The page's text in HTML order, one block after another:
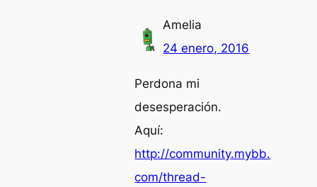
Amelia
24 enero, 2016
Perdona mi
desesperación.
Aquí:
http://community.mybb.
com/thread-